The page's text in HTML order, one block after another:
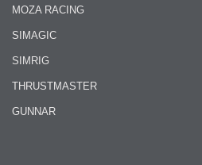
MOZA RACING
SIMAGIC
SIMRIG
THRUSTMASTER
GUNNAR